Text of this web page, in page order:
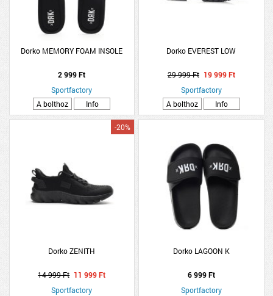
Dorko MEMORY FOAM INSOLE
2 999 Ft
Sportfactory
A bolthoz
Info
Dorko EVEREST LOW
29 999 Ft 19 999 Ft
Sportfactory
A bolthoz
Info
Dorko ZENITH
-20%
14 999 Ft 11 999 Ft
Sportfactory
Dorko LAGOON K
6 999 Ft
Sportfactory